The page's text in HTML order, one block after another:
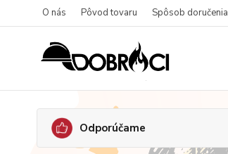
O nás Pôvod tovaru Spôsob doručenia
Odporúčame